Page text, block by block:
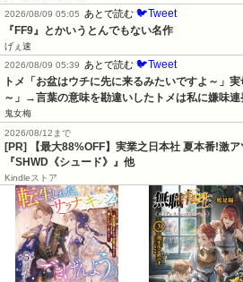
2026/08/09 05:05 あとで読む 🐦Tweet
『FF9』とかいうとんでもない名作
げぇ速
2026/08/09 05:39 あとで読む 🐦Tweet
トメ「お盆はウチに先に来るみたいですよ～」
～」→言葉の意味を勘違いしたトメは私に嫌味連
鬼女梅
2026/08/12まで
[PR] 【最大88%OFF】実業之日本社 夏本番!激
『SHWD《シュード》』他
Kindleストア